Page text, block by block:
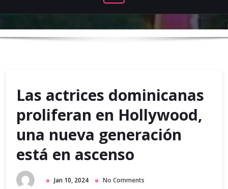
Las actrices dominicanas
proliferan en Hollywood,
una nueva generación
está en ascenso
Jan 10, 2024 No Comments